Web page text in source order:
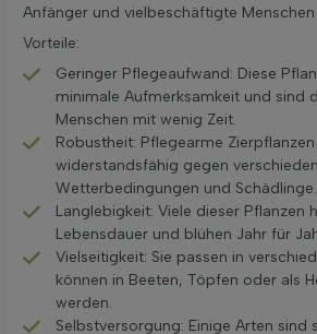
Anfänger und vielbeschäftigte
Vorteile:
Geringer Pflegeaufwand: Diese
minimale Aufmerksamkeit und sind
Menschen mit wenig Zeit.
Robustheit: Pflegearme
widerstandsfähig gegen
Wetterbedingungen und Schädlinge.
Langlebigkeit: Viele dieser Pflanzen
Lebensdauer und blühen Jahr für
Vielseitigkeit: Sie passen in
können in Beeten, Töpfen oder als
werden.
Selbstversorgung: Einige Arten sind